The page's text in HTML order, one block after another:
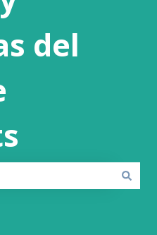
del